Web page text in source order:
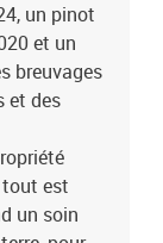
un pinot
et un
breuvages
et des
est
un soin